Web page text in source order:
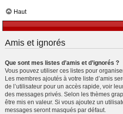
Haut
Amis et ignorés
Que sont mes listes d’amis et d’ignorés ?
Vous pouvez utiliser ces listes pour
Les membres ajoutés à votre liste d’amis
de l’utilisateur pour un accès rapide, voir
des messages privés. Selon les thèmes
être mis en valeur. Si vous ajoutez un
messages seront masqués par défaut.